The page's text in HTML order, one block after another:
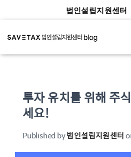
법인설립지원센터
투자 유치를 위해 주
세요!
Published by법인설립지원센터